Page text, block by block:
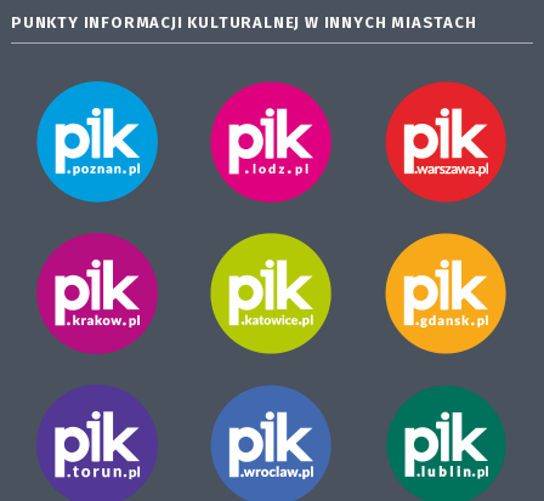
PUNKTY INFORMACJI KULTURALNEJ W INNYCH MIASTACH